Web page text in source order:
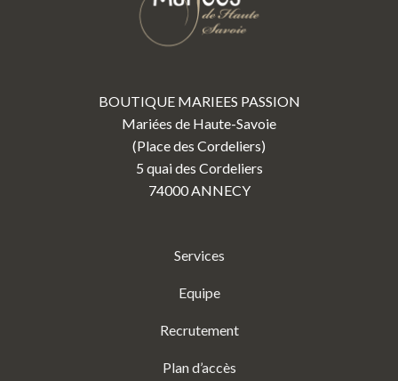
BOUTIQUE MARIEES PASSION
Mariées de Haute-Savoie
(Place des Cordeliers)
5 quai des Cordeliers
74000 ANNECY
Services
Equipe
Recrutement
Plan d’accès